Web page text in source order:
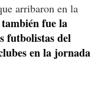
arribaron en la
también fue la
futbolistas del
en la jornada